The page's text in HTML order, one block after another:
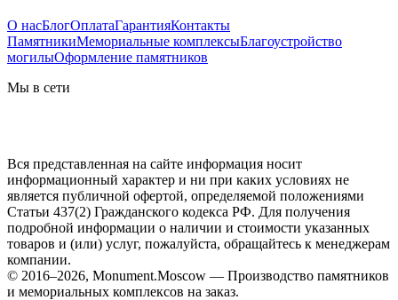
О насБлогОплатаГарантияКонтакты
ПамятникиМемориальные комплексыБлагоустройство
могилыОформление памятников
Мы в сети
Вся представленная на сайте информация носит
информационный характер и ни при каких условиях не
является публичной офертой, определяемой положениями
Статьи 437(2) Гражданского кодекса РФ. Для получения
подробной информации о наличии и стоимости указанных
товаров и (или) услуг, пожалуйста, обращайтесь к менеджерам
компании.
© 2016–2026, Monument.Moscow — Производство памятников
и мемориальных комплексов на заказ.